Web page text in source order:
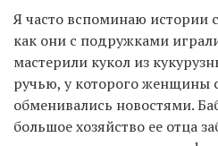
Я часто вспоминаю истории
как они с подружками
мастерили кукол из
ручью, у которого женщины
обменивались новостями.
большое хозяйство ее отца